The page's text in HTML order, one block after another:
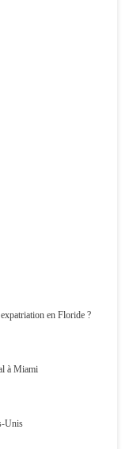
en Floride ?
à Miami
Unis